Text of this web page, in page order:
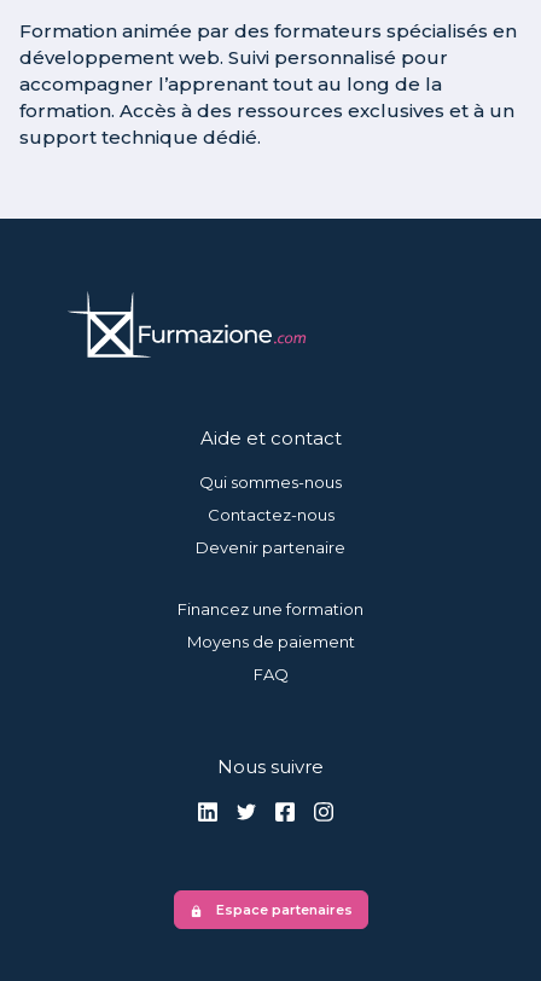
Formation animée par des formateurs spécialisés en
développement web. Suivi personnalisé pour
accompagner l’apprenant tout au long de la
formation. Accès à des ressources exclusives et à un
support technique dédié.
Aide et contact
Qui sommes-nous
Contactez-nous
Devenir partenaire
Financez une formation
Moyens de paiement
FAQ
Nous suivre
lock Espace partenaires